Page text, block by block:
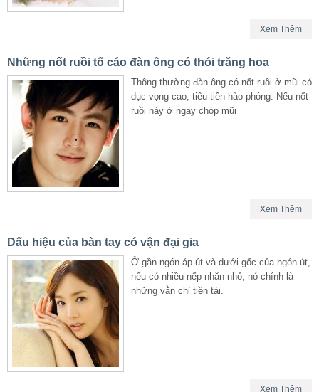
Xem Thêm
Những nốt ruồi tố cáo đàn ông có thói trăng hoa
Thông thường đàn ông có nốt ruồi ở mũi có
dục vọng cao, tiêu tiền hào phóng. Nếu nốt
ruồi này ở ngay chóp mũi
Xem Thêm
Dấu hiệu của bàn tay có vận đại gia
Ở gần ngón áp út và dưới gốc của ngón út,
nếu có nhiều nếp nhăn nhỏ, nó chính là
những vằn chỉ tiền tài.
Xem Thêm